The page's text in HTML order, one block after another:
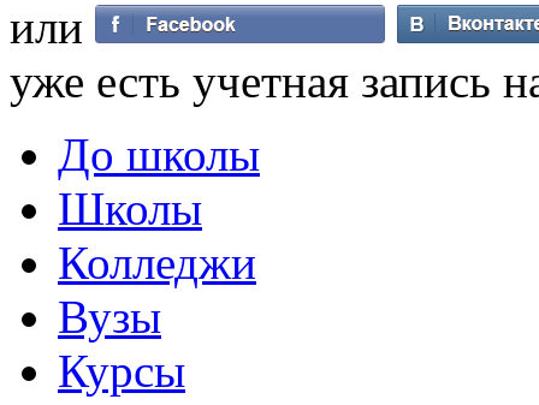
или
уже есть учетная запись
До школы
Школы
Колледжи
Вузы
Курсы